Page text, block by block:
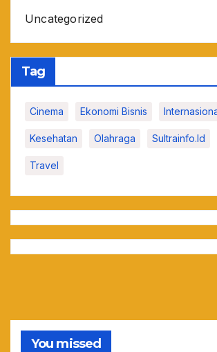
Uncategorized
Tag
Cinema Ekonomi Bisnis
Kesehatan Olahraga Sultrainfo.id
Travel
You missed